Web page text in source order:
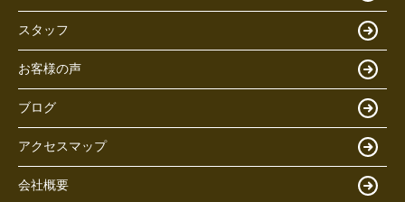
スタッフ
お客様の声
ブログ
アクセスマップ
会社概要